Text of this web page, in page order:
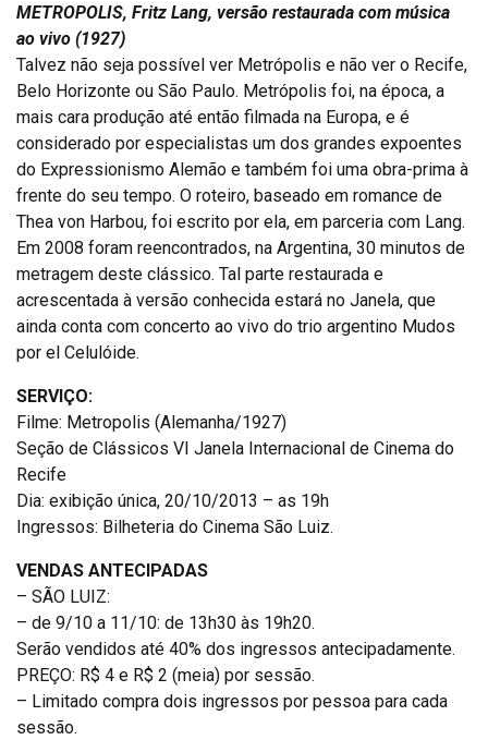
METROPOLIS, Fritz Lang, versão restaurada com música
ao vivo (1927)
Talvez não seja possível ver Metrópolis e não ver o Recife,
Belo Horizonte ou São Paulo. Metrópolis foi, na época, a
mais cara produção até então filmada na Europa, e é
considerado por especialistas um dos grandes expoentes
do Expressionismo Alemão e também foi uma obra-prima à
frente do seu tempo. O roteiro, baseado em romance de
Thea von Harbou, foi escrito por ela, em parceria com Lang.
Em 2008 foram reencontrados, na Argentina, 30 minutos de
metragem deste clássico. Tal parte restaurada e
acrescentada à versão conhecida estará no Janela, que
ainda conta com concerto ao vivo do trio argentino Mudos
por el Celulóide.
SERVIÇO:
Filme: Metropolis (Alemanha/1927)
Seção de Clássicos VI Janela Internacional de Cinema do
Recife
Dia: exibição única, 20/10/2013 – as 19h
Ingressos: Bilheteria do Cinema São Luiz.
VENDAS ANTECIPADAS
– SÃO LUIZ:
– de 9/10 a 11/10: de 13h30 às 19h20.
Serão vendidos até 40% dos ingressos antecipadamente.
PREÇO: R$ 4 e R$ 2 (meia) por sessão.
– Limitado compra dois ingressos por pessoa para cada
sessão.